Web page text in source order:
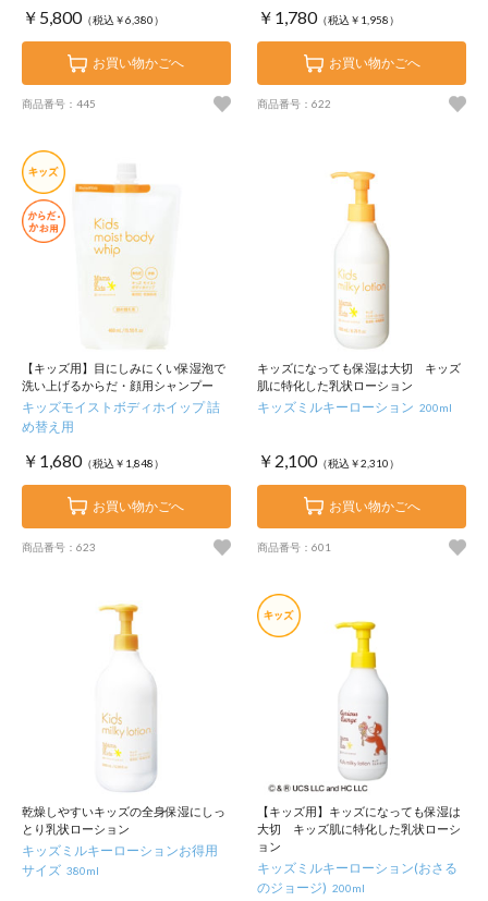
￥5,800（税込￥6,380）
お買い物かごへ
商品番号：445
￥1,780（税込￥1,958）
お買い物かごへ
商品番号：622
【キッズ用】目にしみにくい保湿泡で
洗い上げるからだ・顔用シャンプー
キッズモイストボディホイップ 詰
め替え用
￥1,680（税込￥1,848）
お買い物かごへ
商品番号：623
キッズになっても保湿は大切 キッズ
肌に特化した乳状ローション
キッズミルキーローション 200ml
￥2,100（税込￥2,310）
お買い物かごへ
商品番号：601
乾燥しやすいキッズの全身保湿にしっ
とり乳状ローション
キッズミルキーローションお得用
サイズ 380ml
【キッズ用】キッズになっても保湿は
大切 キッズ肌に特化した乳状ローシ
ョン
キッズミルキーローション(おさる
のジョージ) 200ml